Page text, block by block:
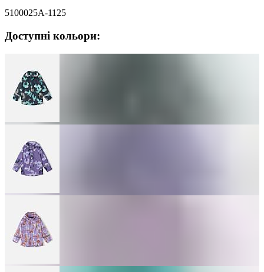
5100025A-1125
Доступні кольори: